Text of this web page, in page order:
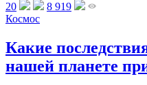
20
8 919
Космос
Какие
нашей планете